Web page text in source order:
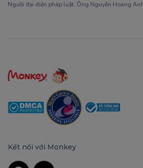
Người đại diện pháp luật: Ông Nguyễn Hoàng
Kết nối với Monkey